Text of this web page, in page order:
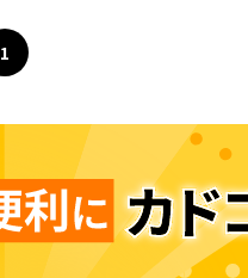
ページ
1
へ